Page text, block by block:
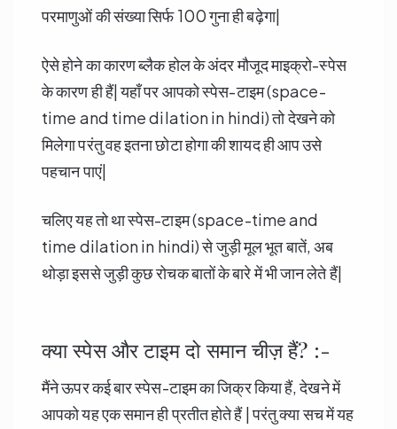
परमाणुओं की संख्या सिर्फ 100 गुना ही बढ़ेगा|
ऐसे होने का कारण ब्लैक होल के अंदर मौजूद माइक्रो-स्पेस
के कारण ही हैं| यहाँ पर आपको स्पेस-टाइम (space-
time and time dilation in hindi) तो देखने को
मिलेगा परंतु वह इतना छोटा होगा की शायद ही आप उसे
पहचान पाएं|
चलिए यह तो था स्पेस-टाइम (space-time and
time dilation in hindi) से जुड़ी मूल भूत बातें, अब
थोड़ा इससे जुड़ी कुछ रोचक बातों के बारे में भी जान लेते हैं|
क्या स्पेस और टाइम दो समान चीज़ हैं? :-
मैंने ऊपर कई बार स्पेस-टाइम का जिक्र किया हैं, देखने में
आपको यह एक समान ही प्रतीत होते हैं | परंतु क्या सच में यह